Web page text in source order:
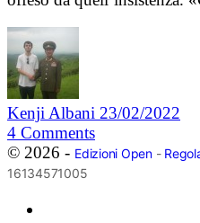
Kenji Albani 23/02/2022
4 Comments
© 2026 - Edizioni Open-
16134571005